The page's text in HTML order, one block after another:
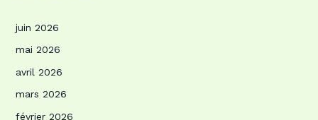
juin 2026
mai 2026
avril 2026
mars 2026
février 2026